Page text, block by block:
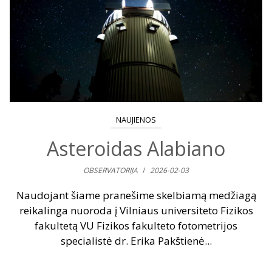
NAUJIENOS
Asteroidas Alabiano
OBSERVATORIJA / 2026-02-03
Naudojant šiame pranešime skelbiamą medžiagą
reikalinga nuoroda į Vilniaus universiteto Fizikos
fakultetą VU Fizikos fakulteto fotometrijos
specialistė dr. Erika Pakštienė...